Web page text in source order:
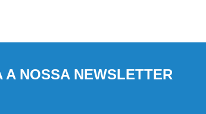
A NOSSA NEWSLETTER